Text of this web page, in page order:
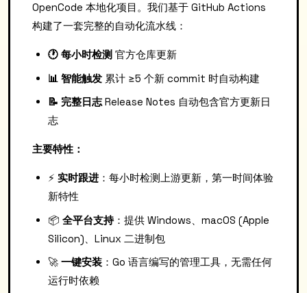
OpenCode 本地化项目。我们基于 GitHub Actions
构建了一套完整的自动化流水线：
🕐 每小时检测 官方仓库更新
📊 智能触发累计 ≥5 个新 commit 时自动构建
📝 完整日志Release Notes 自动包含官方更新日
志
主要特性：
⚡️ 实时跟进：每小时检测上游更新，第一时间体验
新特性
📦 全平台支持：提供 Windows、macOS (Apple
Silicon)、Linux 二进制包
🚀 一键安装：Go 语言编写的管理工具，无需任何
运行时依赖